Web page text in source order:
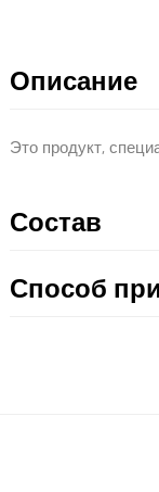
Описание
Это продукт,
Состав
Способ